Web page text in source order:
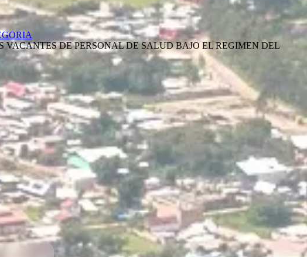
DE PERSONAL DE SALUD BAJO EL REGIMEN DEL